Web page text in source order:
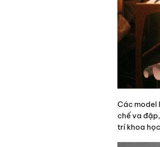
Các model
chế va
trí khoa